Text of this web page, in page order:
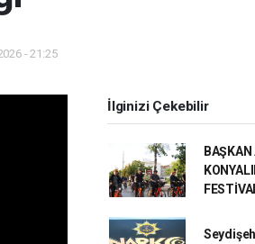
- 21:25
İlginizi Çekebilir